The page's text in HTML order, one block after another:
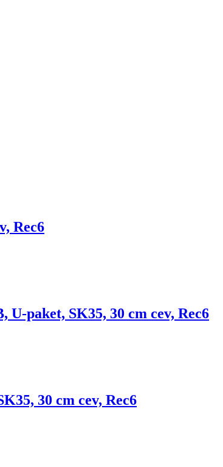
Rec6
paket, SK35, 30 cm cev, Rec6
30 cm cev, Rec6